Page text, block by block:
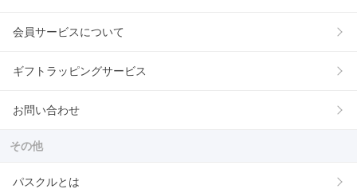
会員サービスについて
ギフトラッピングサービス
お問い合わせ
その他
パスクルとは